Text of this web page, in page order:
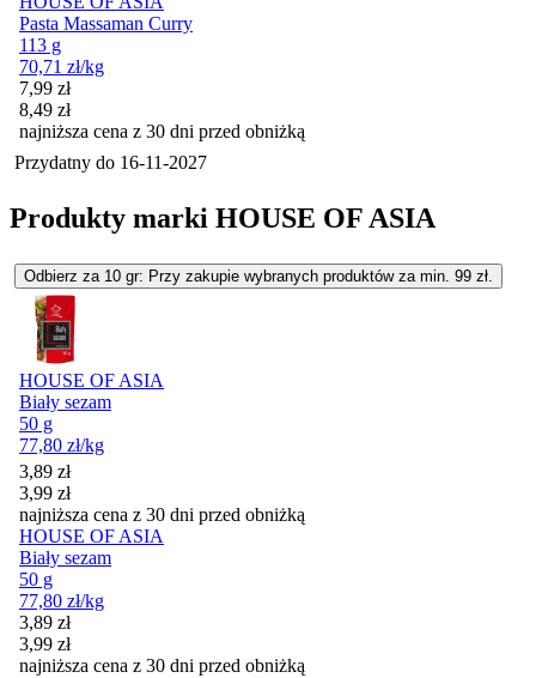
Pasta Massaman Curry
113 g
70,71 zł/kg
Cena promocyjna
7,99 zł
8,49 zł
najniższa cena z 30 dni przed obniżką
Przydatny do 16-11-2027
Produkty marki HOUSE OF ASIA
Odbierz za 10 gr: Przy zakupie wybranych produktów za min. 99 zł.
HOUSE OF ASIA
Biały sezam
50 g
77,80 zł/kg
Cena promocyjna
3,89 zł
3,99 zł
najniższa cena z 30 dni przed obniżką
HOUSE OF ASIA
Biały sezam
50 g
77,80 zł/kg
Cena promocyjna
3,89 zł
3,99 zł
najniższa cena z 30 dni przed obniżką